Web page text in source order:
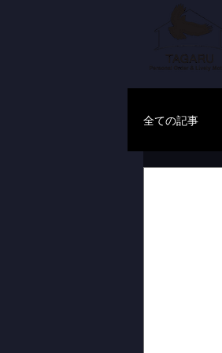
全ての記事